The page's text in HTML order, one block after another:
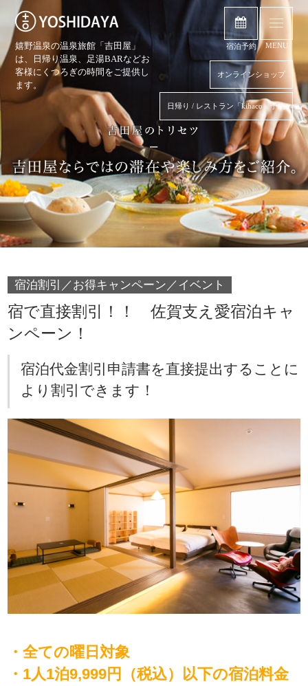
嬉野温泉の温泉旅館「吉田屋」
は、日帰り温泉、 足湯BARなどお
客様にくつろぎの時間をご提供し
ます。
オンラインショップ
日帰り / レストラン「kihaco」予約
宿泊予約 MENU
宿泊割引／お得キャンペーン／イベント
宿で直接割引！！ 佐賀支え愛宿泊キャ
ンペーン！
宿泊代金割引申請書を直接提出することに
より割引できます！
・全ての曜日対象
・1人1泊9,999円（税込）以下の宿泊料金